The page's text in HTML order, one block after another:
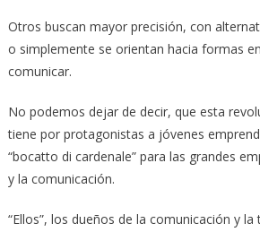
Otros buscan mayor precisión, con
o simplemente se orientan hacia formas
comunicar.
No podemos dejar de decir, que esta
tiene por protagonistas a jóvenes
“bocatto di cardenale” para las grandes
y la comunicación.
“Ellos”, los dueños de la comunicación y